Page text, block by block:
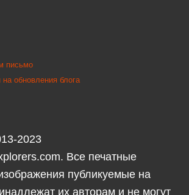
письмо
на обновления блога
2023
Все печатные
публикуемые на
их авторам и не могут